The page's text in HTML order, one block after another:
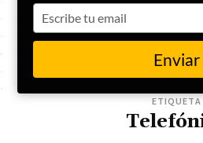
ETIQUETA
name
your
email
Enviar